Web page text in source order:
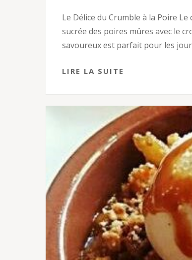
Le Délice du Crumble à la Poire
sucrée des poires mûres avec le
savoureux est parfait pour les
LIRE LA SUITE